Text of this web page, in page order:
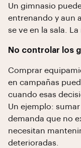
Un gimnasio
entrenando y aun
se ve en la sala.
No controlar los
Comprar
en campañas
cuando esas
Un ejemplo:
demanda que no
necesitan
deterioradas.